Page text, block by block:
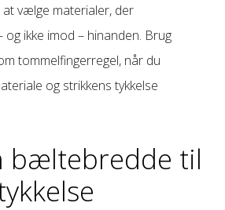
vælge materialer, der
og ikke imod – hinanden. Brug
tommelfingerregel, når du
og strikkens tykkelse
bæltebredde til